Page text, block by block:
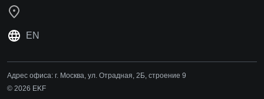
EN
Адрес офиса: г. Москва, ул. Отрадная, 2Б, строение 9
© 2026 EKF